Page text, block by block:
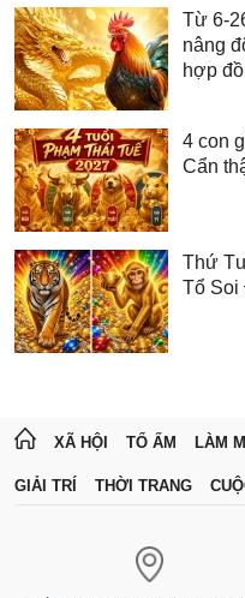
Từ 6-
nâng
hợp
4 con
Cẩn
Thứ
Tổ
XÃ HỘI TỔ ẤM LÀM
GIẢI TRÍ THỜI TRANG